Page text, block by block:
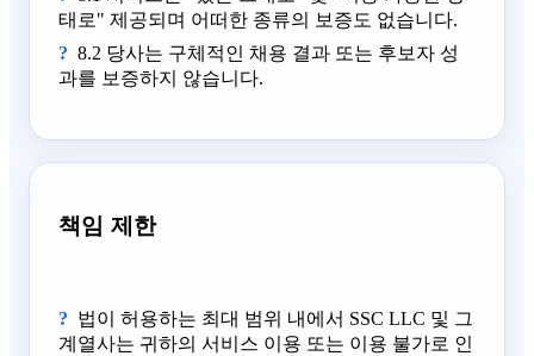
태로" 제공되며 어떠한 종류의 보증도 없습니다.
8.2 당사는 구체적인 채용 결과 또는 후보자 성
과를 보증하지 않습니다.
책임 제한
법이 허용하는 최대 범위 내에서 SSC LLC 및 그
계열사는 귀하의 서비스 이용 또는 이용 불가로 인